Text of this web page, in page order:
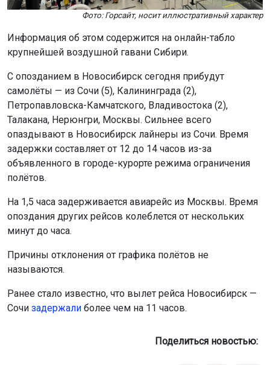
Фото: Горсайт, носит иллюстративный характер
Информация об этом содержится на онлайн-табло
крупнейшей воздушной гавани Сибири.
С опозданием в Новосибирск сегодня прибудут
самолёты — из Сочи (5), Калининграда (2),
Петропавловска-Камчатского, Владивостока (2),
Талакана, Нерюнгри, Москвы. Сильнее всего
опаздывают в Новосибирск лайнеры из Сочи. Время
задержки составляет от 12 до 14 часов из-за
объявленного в городе-курорте режима ограничения
полётов.
На 1,5 часа задерживается авиарейс из Москвы. Время
опоздания других рейсов колеблется от нескольких
минут до часа.
Причины отклонения от графика полётов не
называются.
Ранее стало известно, что вылет рейса Новосибирск —
Сочи задержали более чем на 11 часов.
Поделиться новостью: